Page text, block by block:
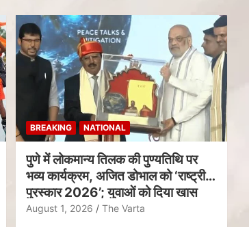
BREAKING NATIONAL
पुणे में लोकमान्य तिलक की पुण्यतिथि पर
भव्य कार्यक्रम, अजित डोभाल को ‘राष्ट्रीय
पुरस्कार 2026’; युवाओं को दिया खास
संदेश
August 1, 2026 The Varta